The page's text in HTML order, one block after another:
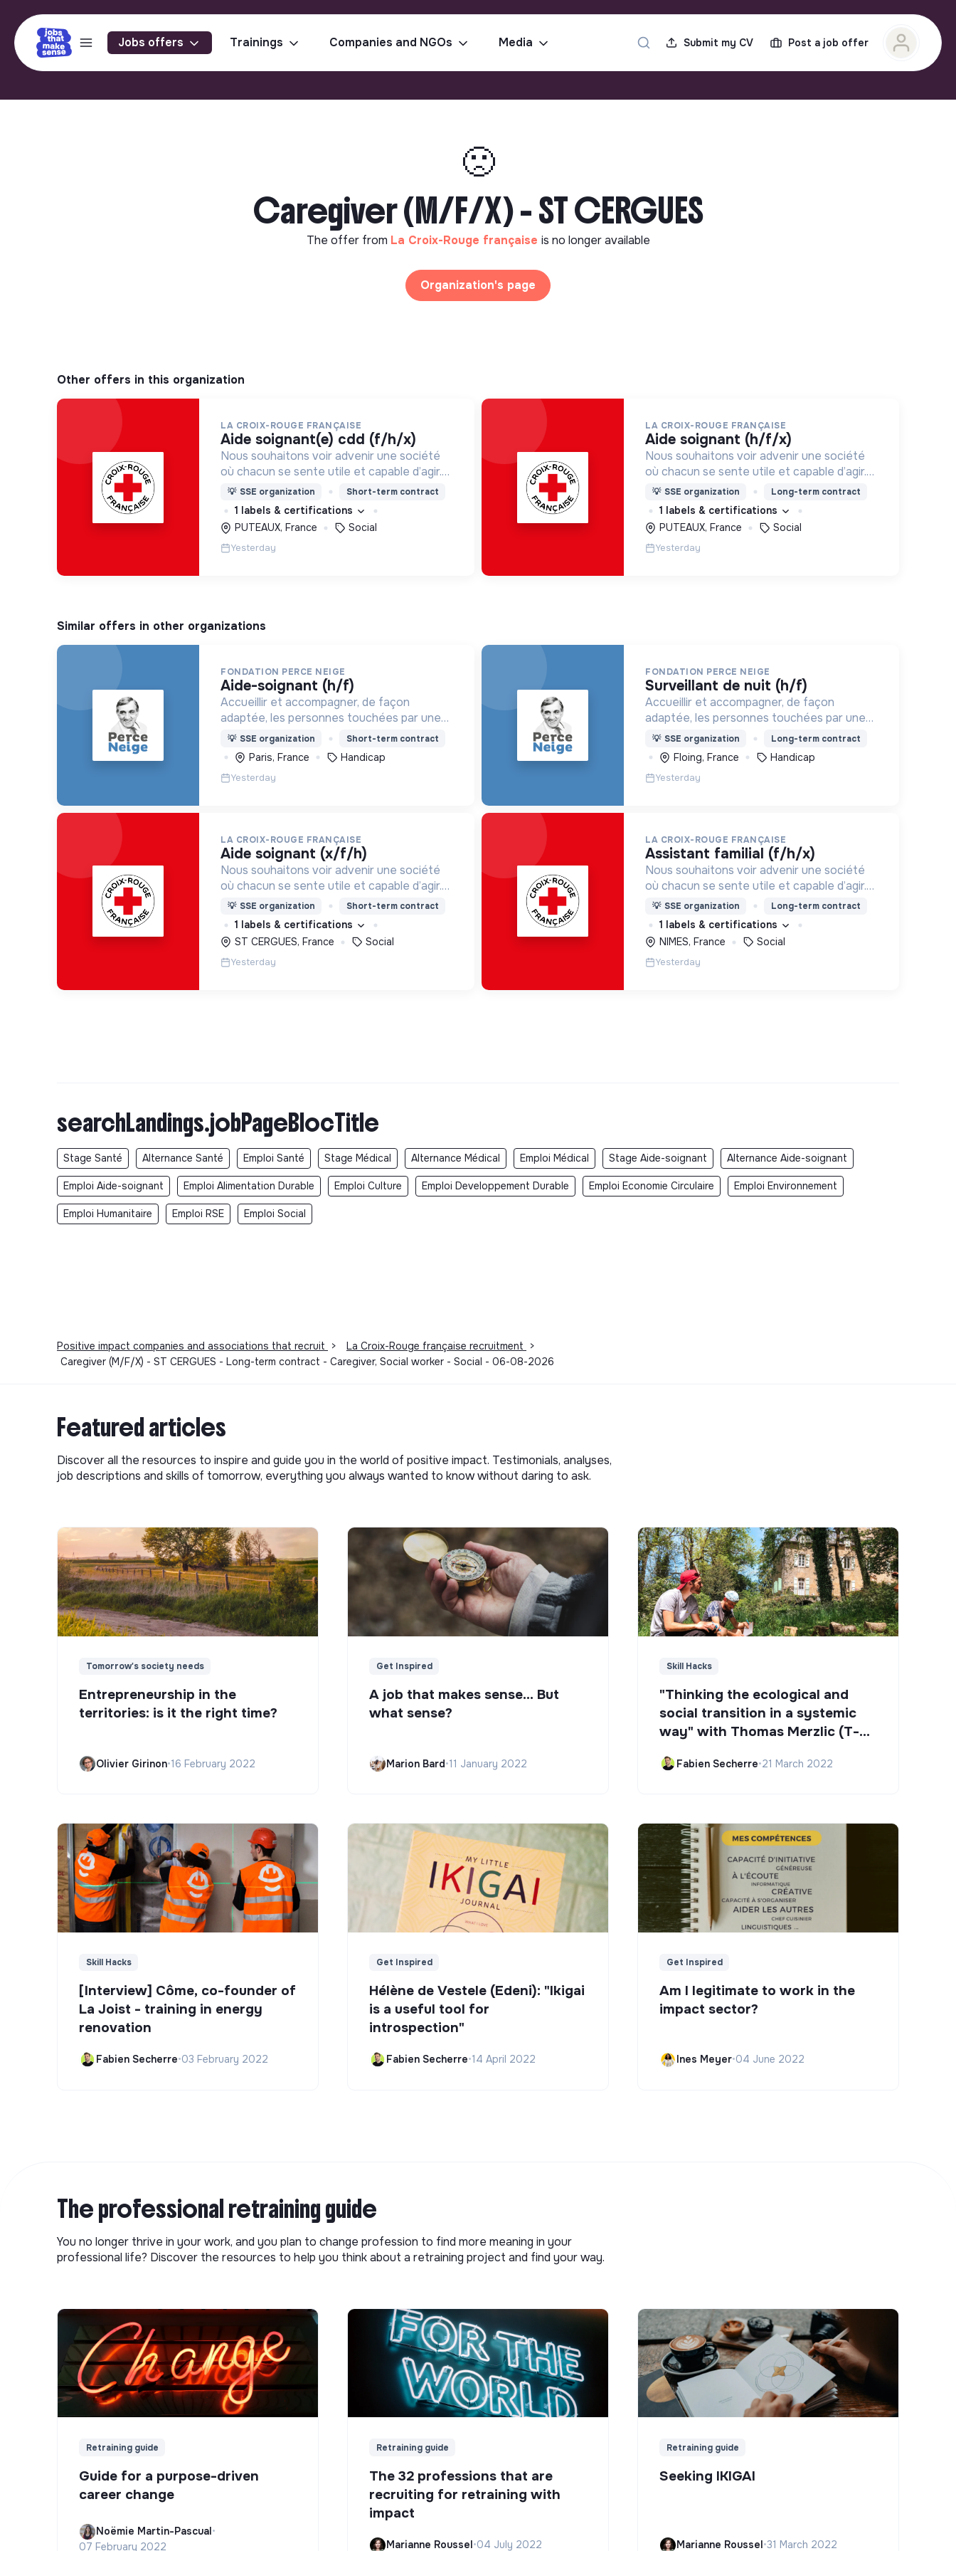
Jobs offers Trainings Companies and NGOs Media Submit my CV Post a job offer
🙁
Caregiver (M/F/X) - ST CERGUES
The offer from La Croix-Rouge française is no longer available
Organization's page
Other offers in this organization
LA CROIX-ROUGE FRANÇAISE
aide soignant(e) cdd (f/h/x)
Nous souhaitons voir advenir une société
où chacun se sente utile et capable d’agir.
Pour cela, nous proposons des moyens et
des lieux d’engagement innovants et
adaptés à tous.
💡 SSE organization Short-term contract
1 labels & certifications
PUTEAUX, France
Social
Yesterday
LA CROIX-ROUGE FRANÇAISE
aide soignant (h/f/x)
Nous souhaitons voir advenir une société
où chacun se sente utile et capable d’agir.
Pour cela, nous proposons des moyens et
des lieux d’engagement innovants et
adaptés à tous.
💡 SSE organization Long-term contract
1 labels & certifications
PUTEAUX, France
Social
Yesterday
Similar offers in other organizations
FONDATION PERCE NEIGE
aide-soignant (h/f)
Accueillir et accompagner, de façon
adaptée, les personnes touchées par une
déficience mentale, un handicap physique
ou psychique
💡 SSE organization Short-term contract
Paris, France Handicap
Yesterday
FONDATION PERCE NEIGE
surveillant de nuit (h/f)
Accueillir et accompagner, de façon
adaptée, les personnes touchées par une
déficience mentale, un handicap physique
ou psychique
💡 SSE organization Long-term contract
Floing, France Handicap
Yesterday
LA CROIX-ROUGE FRANÇAISE
aide soignant (x/f/h)
Nous souhaitons voir advenir une société
où chacun se sente utile et capable d’agir.
Pour cela, nous proposons des moyens et
des lieux d’engagement innovants et
adaptés à tous.
💡 SSE organization Short-term contract
1 labels & certifications
ST CERGUES, France
Social
Yesterday
LA CROIX-ROUGE FRANÇAISE
assistant familial (f/h/x)
Nous souhaitons voir advenir une société
où chacun se sente utile et capable d’agir.
Pour cela, nous proposons des moyens et
des lieux d’engagement innovants et
adaptés à tous.
💡 SSE organization Long-term contract
1 labels & certifications
NIMES, France
Social
Yesterday
searchLandings.jobPageBlocTitle
Stage Santé Alternance Santé Emploi Santé Stage Médical Alternance Médical Emploi Médical Stage Aide-soignant Alternance Aide-soignant
Emploi Aide-soignant Emploi Alimentation Durable Emploi Culture Emploi Developpement Durable Emploi Economie Circulaire Emploi Environnement
Emploi Humanitaire Emploi RSE Emploi Social
Positive impact companies and associations that recruit > La Croix-Rouge française recruitment
>
Caregiver (M/F/X) - ST CERGUES - Long-term contract - Caregiver, Social worker - Social - 06-08-2026
Featured articles
Discover all the resources to inspire and guide you in the world of positive impact. Testimonials, analyses,
job descriptions and skills of tomorrow, everything you always wanted to know without daring to ask.
Tomorrow's society needs
Entrepreneurship in the
territories: is it the right time?
Olivier Girinon•16 February 2022
Get Inspired
A job that makes sense... But
what sense?
Marion Bard•11 January 2022
Skill Hacks
"Thinking the ecological and
social transition in a systemic
way" with Thomas Merzlic (T-
Fabien Secherre•21 March 2022
Skill Hacks
[Interview] Côme, co-founder of
La Joist - training in energy
renovation
Fabien Secherre•03 February 2022
Get Inspired
Hélène de Vestele (Edeni): "Ikigai
is a useful tool for
introspection"
Fabien Secherre•14 April 2022
Get Inspired
Am I legitimate to work in the
impact sector?
Ines Meyer•04 June 2022
The professional retraining guide
You no longer thrive in your work, and you plan to change profession to find more meaning in your
professional life? Discover the resources to help you think about a retraining project and find your way.
Retraining guide
Guide for a purpose-driven
career change
Noëmie Martin-Pascual•
07 February 2022
Retraining guide
The 32 professions that are
recruiting for retraining with
impact
Marianne Roussel•04 July 2022
Retraining guide
Seeking IKIGAI
Marianne Roussel•31 March 2022